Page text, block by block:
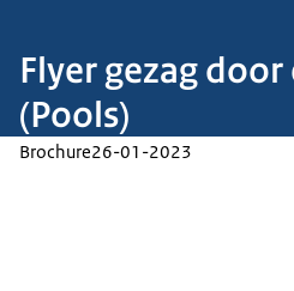
Flyer gezag
(Pools)
Brochure26-01-2023